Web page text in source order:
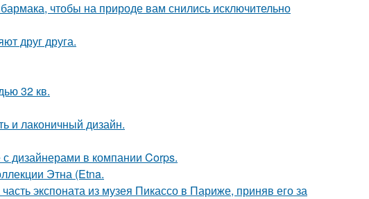
чтобы на природе вам снились исключительно
друг друга.
32 кв.
и лаконичный дизайн.
дизайнерами в компании Corps.
Этна (Etna.
экспоната из музея Пикассо в Париже, приняв его за